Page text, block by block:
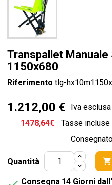
Transpallet Manuale
1150x680
Riferimento tlg-
1.212,00 €
Iva esclusa
1478,64€
Tasse incluse
Quantità 
Consegna 14 Giorni